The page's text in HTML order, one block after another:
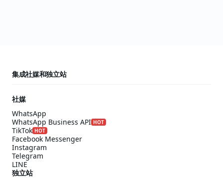
集成社媒和独立站
社媒
WhatsApp
WhatsApp Business API HOT
TikTok HOT
Facebook Messenger
Instagram
Telegram
LINE
独立站